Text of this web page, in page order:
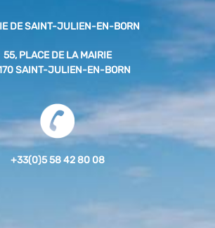
DE SAINT-JULIEN-EN-BORN
55, PLACE DE LA MAIRIE
SAINT-JULIEN-EN-BORN
+33(0)5 58 42 80 08